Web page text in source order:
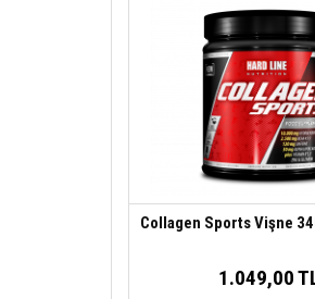
Collagen Sports Vişne
1.049,00